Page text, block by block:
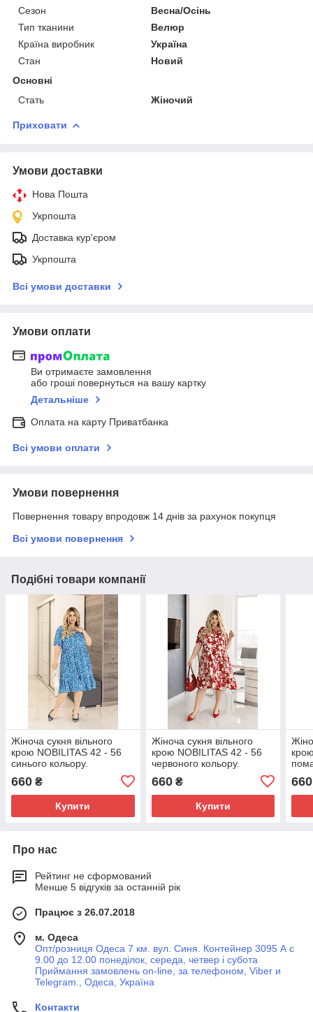
Сезон
Весна/Осінь
Тип тканини
Велюр
Країна виробник
Україна
Стан
Новий
Основні
Стать
Жіночий
Приховати
Умови доставки
Нова Пошта
Укрпошта
Доставка кур'єром
Укрпошта
Всі умови доставки
Умови оплати
Ви отримаєте замовлення
або гроші повернуться на вашу картку
Детальніше
Оплата на карту Приватбанка
Всі умови оплати
Умови повернення
Повернення товару впродовж 14 днів за рахунок покупця
Всі умови повернення
Подібні товари компанії
Жіноча сукня вільного
крою NOBILITAS 42 - 56
синього кольору.
660 ₴
Купити
Жіноча сукня вільного
крою NOBILITAS 42 - 56
червоного кольору.
660₴
Купити
660
Про нас
Рейтинг не сформований
Менше 5 відгуків за останній рік
Працює з 26.07.2018
м. Одеса
Опт/розниця Одеса 7 км. вул. Синя. Контейнер 3095 А с
9.00 до 12.00 понеділок, середа, четвер і субота
Приймання замовлень on-line, за телефоном, Viber и
Telegram., Одеса, Україна
Контакти